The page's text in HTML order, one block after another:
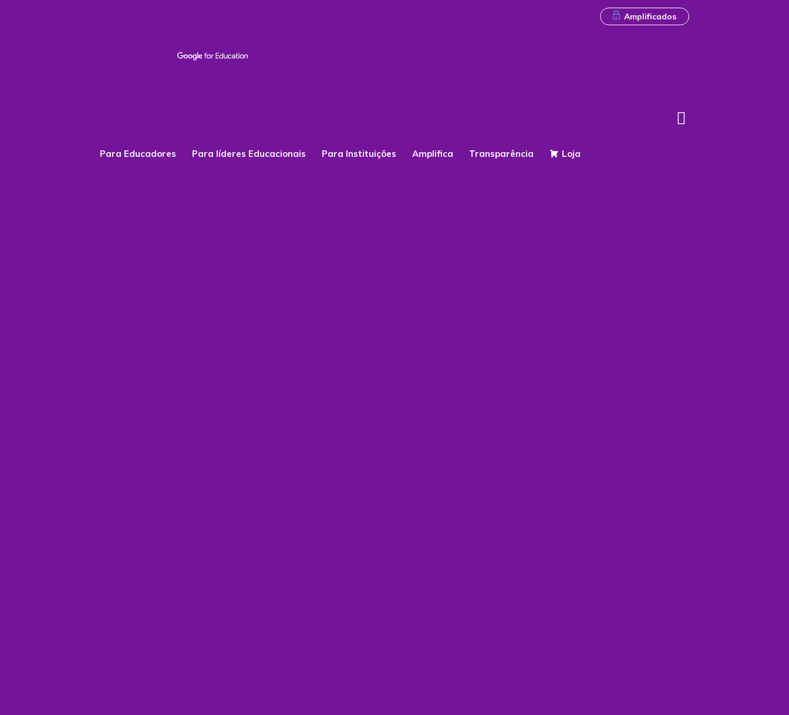
Amplificados
Para Educadores Para líderes Educacionais Para Instituições Amplifica Transparência Loja